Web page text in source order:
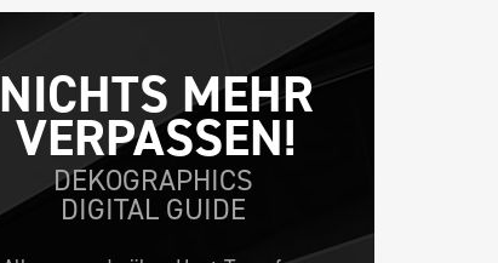
NICHTS MEHR
VERPASSEN!
DEKOGRAPHICS
DIGITAL GUIDE